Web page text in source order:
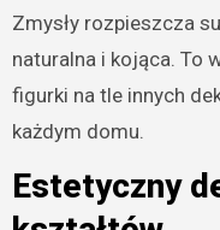
Zmysły rozpieszcza
naturalna i kojąca. To
figurki na tle innych
każdym domu.
Estetyczny